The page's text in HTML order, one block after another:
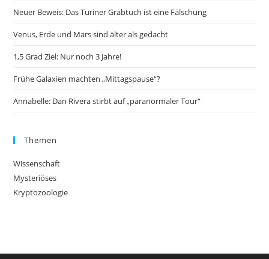
Neuer Beweis: Das Turiner Grabtuch ist eine Fälschung
Venus, Erde und Mars sind älter als gedacht
1,5 Grad Ziel: Nur noch 3 Jahre!
Frühe Galaxien machten „Mittagspause“?
Annabelle: Dan Rivera stirbt auf „paranormaler Tour“
Themen
Wissenschaft
Mysteriöses
Kryptozoologie